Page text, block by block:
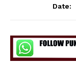
Date: